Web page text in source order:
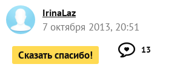
IrinaLaz
7 октября 2013, 20:51
Сказать спасибо! 13